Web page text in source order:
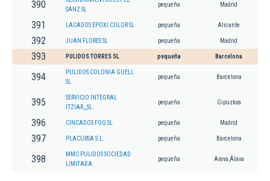
390
SANZ SL
pequeña Madrid
391 LACADOS EPOXI COLOR SL pequeña Alicante
392 JUAN FLORES SL pequeña Madrid
393 PULIDOS TORRES SL pequeña Barcelona
394
PULIDOS COLONIA GUELL
SL
pequeña Barcelona
395
SERVICIO INTEGRAL
ITZIAR,,,SL.
pequeña Gipuzkoa
396 CINCADOS FOG SL pequeña Madrid
397 PLACURSA S.L. pequeña Barcelona
398
MMC PULIDOS SOCIEDAD
LIMITADA.
pequeña Arava,Álava